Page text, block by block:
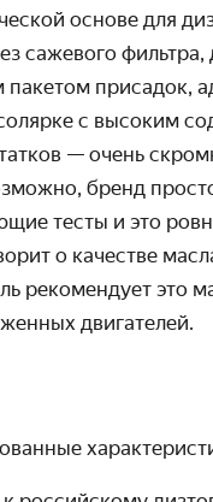
основе для
сажевого
пакетом присадок,
с высоким
— очень
бренд
тесты и это
о качестве
рекомендует это
двигателей.